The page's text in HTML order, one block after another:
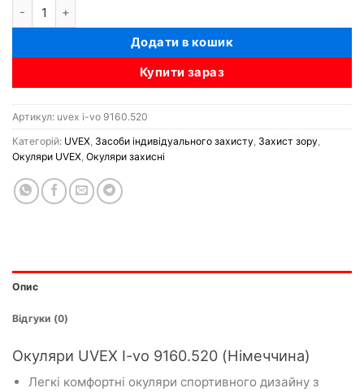
Додати в кошик
Купити зараз
Артикул: uvex i-vo 9160.520
Категорій: UVEX, Засоби індивідуального захисту, Захист зору,
Окуляри UVEX, Окуляри захисні
Опис
Відгуки (0)
Окуляри UVEX I-vo 9160.520 (Німеччина)
Легкі комфортні окуляри спортивного дизайну з